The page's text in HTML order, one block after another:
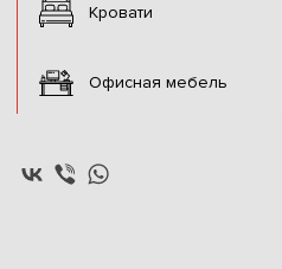
Кровати
Офисная мебель